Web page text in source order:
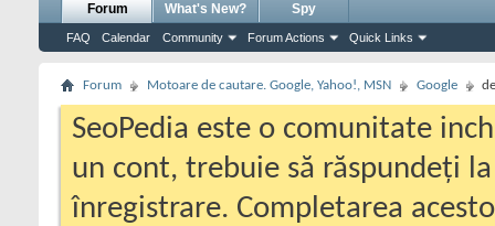
Forum
FAQ Calendar Community Forum Actions Quick Links
What's New? Spy
Forum Motoare de cautare. Google, Yahoo!, MSN Google
SeoPedia este o comunitate
un cont, trebuie să răspundeți
înregistrare. Completarea